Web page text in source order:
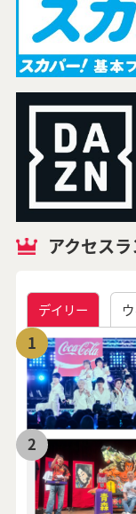
アクセス
デイリー
1
2